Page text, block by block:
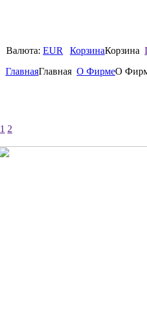
Валюта: EUR КорзинаКорзина
ГлавнаяГлавная О ФирмеО
1 2